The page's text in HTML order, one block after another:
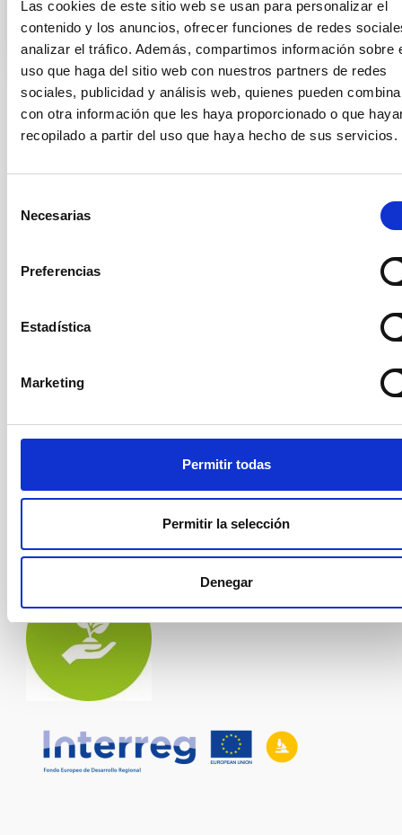
Las cookies de este sitio web se usan para personalizar el
contenido y los anuncios, ofrecer funciones de redes
analizar el tráfico. Además, compartimos información sobre
uso que haga del sitio web con nuestros partners de redes
sociales, publicidad y análisis web, quienes pueden
con otra información que les haya proporcionado o que
recopilado a partir del uso que haya hecho de sus servicios.
Necesarias
Preferencias
Estadística
Marketing
Permitir todas
Permitir la selección
Denegar
TIPO DE NOTICIA
NOTA DE PRENSA
Divulgación